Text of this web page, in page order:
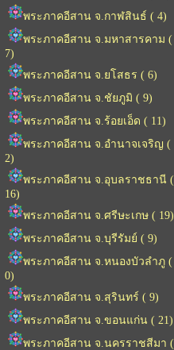
พระภาคอีสาน จ.กาฬสินธ์ ( 4)
พระภาคอีสาน จ.มหาสารคาม (
7)
พระภาคอีสาน จ.ยโสธร ( 6)
พระภาคอีสาน จ.ชัยภูมิ ( 9)
พระภาคอีสาน จ.ร้อยเอ็ด ( 11)
พระภาคอีสาน จ.อำนาจเจริญ (
2)
พระภาคอีสาน จ.อุบลราชธานี (
16)
พระภาคอีสาน จ.ศรีษะเกษ ( 19)
พระภาคอีสาน จ.บุรีรัมย์ ( 9)
พระภาคอีสาน จ.หนองบัวลำภู (
0)
พระภาคอีสาน จ.สุรินทร์ ( 9)
พระภาคอีสาน จ.ขอนแก่น ( 21)
พระภาคอีสาน จ.นครราชสีมา (